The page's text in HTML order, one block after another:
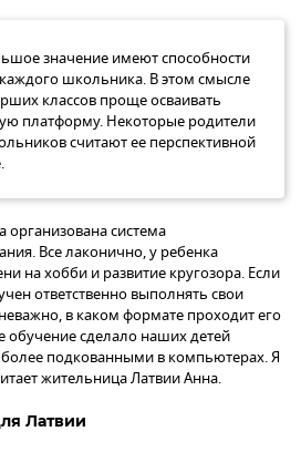
значение имеют способности
школьника. В этом смысле
классов проще осваивать
платформу. Некоторые родители
считают ее перспективной
система
Все лаконично, у ребенка
на хобби и развитие кругозора. Если
ответственно выполнять свои
в каком формате проходит его
обучение сделало наших детей
подкованными в компьютерах. Я
жительница Латвии Анна.
Латвии